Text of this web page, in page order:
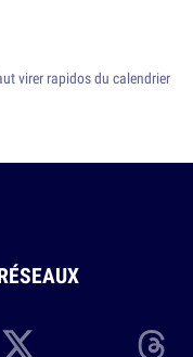
virer rapidos du calendrier